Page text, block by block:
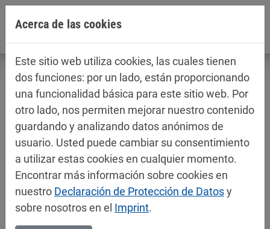
Jump directly to main navigation
Jump directly to content
Fichas técnicas / fichas de datos de
seguridad
Decorativos
Acerca de las cookies
Este sitio web utiliza cookies, las cuales tienen
dos funciones: por un lado, están proporcionando
una funcionalidad básica para este sitio web. Por
otro lado, nos permiten mejorar nuestro contenido
guardando y analizando datos anónimos de
usuario. Usted puede cambiar su consentimiento
a utilizar estas cookies en cualquier momento.
Encontrar más información sobre cookies en
nuestro Declaración de Protección de Datosy
sobre nosotros en el Imprint.